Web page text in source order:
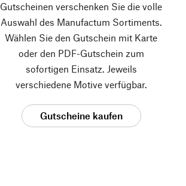
Gutscheinen verschenken Sie die volle
Auswahl des Manufactum Sortiments.
Wählen Sie den Gutschein mit Karte
oder den PDF-Gutschein zum
sofortigen Einsatz. Jeweils
verschiedene Motive verfügbar.
Gutscheine kaufen